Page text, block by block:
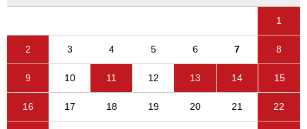
1
2 3 4 5 6 7 8
9 10 11 12 13 14 15
16 17 18 19 20 21 22